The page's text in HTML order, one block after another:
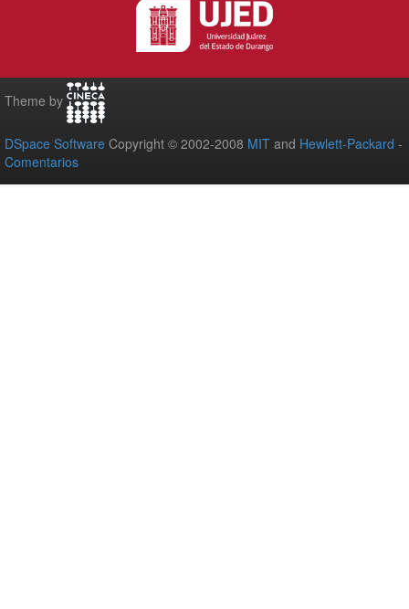
Theme by
DSpace Software Copyright © 2002-2008 MIT and Hewlett-Packard -
Comentarios